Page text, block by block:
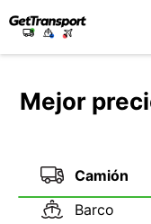
Mejor
Camión
Barco